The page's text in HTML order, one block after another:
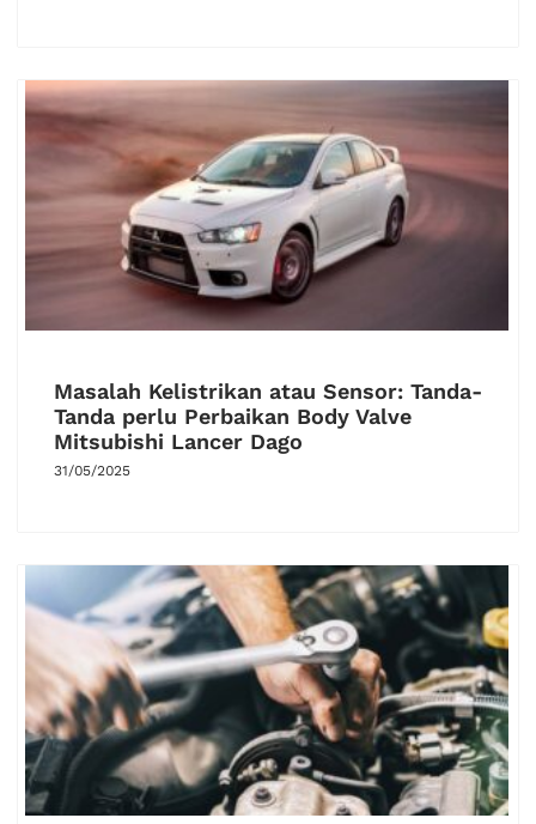
Masalah Kelistrikan atau Sensor: Tanda-
Tanda perlu Perbaikan Body Valve
Mitsubishi Lancer Dago
31/05/2025